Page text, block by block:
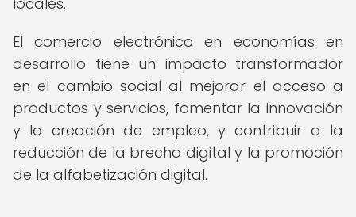
El comercio electrónico en economías en
desarrollo tiene un impacto transformador
en el cambio social al mejorar el acceso a
productos y servicios, fomentar la innovación
y la creación de empleo, y contribuir a la
reducción de la brecha digital y la promoción
de la alfabetización digital.